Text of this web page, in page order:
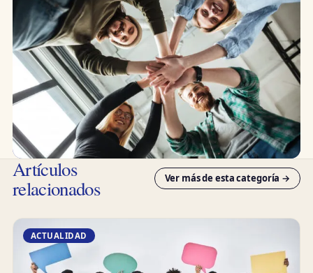
Artículos
relacionados Ver más de esta categoría →
ACTUALIDAD